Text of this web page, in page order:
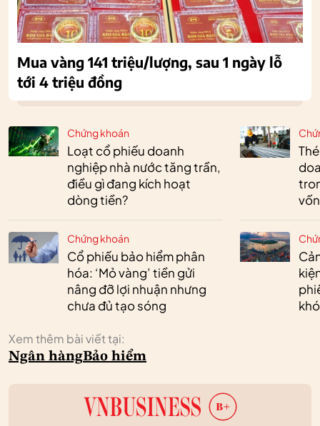
Chứng khoán
Loạt cổ phiếu doanh
nghiệp nhà nước tăng trần,
điều gì đang kích hoạt
dòng tiền?
Chứng khoán
Cổ phiếu bảo hiểm phân
hóa: ‘Mỏ vàng’ tiền gửi
nâng đỡ lợi nhuận nhưng
chưa đủ tạo sóng
vốn
Xem thêm bài viết tại:
Ngân hàngBảo hiểm
Mua vàng 141 triệu/lượng, sau 1 ngày lỗ
tới 4 triệu đồng